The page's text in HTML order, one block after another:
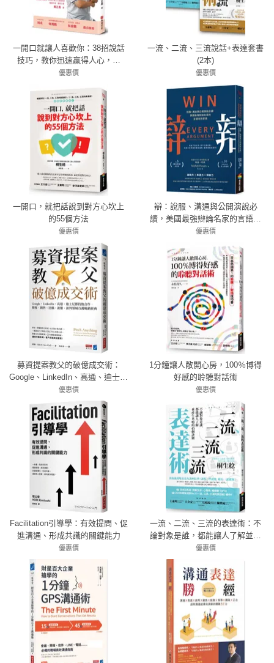
一開口就讓人喜歡你：38招說話
技巧，教你迅速贏得人心，生
活、工作、愛情、交友無往不
優惠價
一流、二流、三流說話+表達套書
(2本)
優惠價
7折 497元
一開口，就把話說到對方心坎上
的55個方法
優惠價
辯：說服、溝通與公開演說必
讀，美國最強辯論名家的言語攻
防密技
優惠價
募資提案教父的破億成交術：
Google、LinkedIn、高通、迪士尼
都找他合作，簡報、銷售、比
稿、說服、談判領域百萬暢銷經
典
優惠價
1分鐘讓人敞開心房，100％博得
好感的聆聽對話術
優惠價
Facilitation引導學：有效提問、促
進溝通、形成共識的關鍵能力
優惠價
一流、二流、三流的表達術：不
論對象是誰，都能讓人了解並產
生共鳴的45個訣竅
優惠價